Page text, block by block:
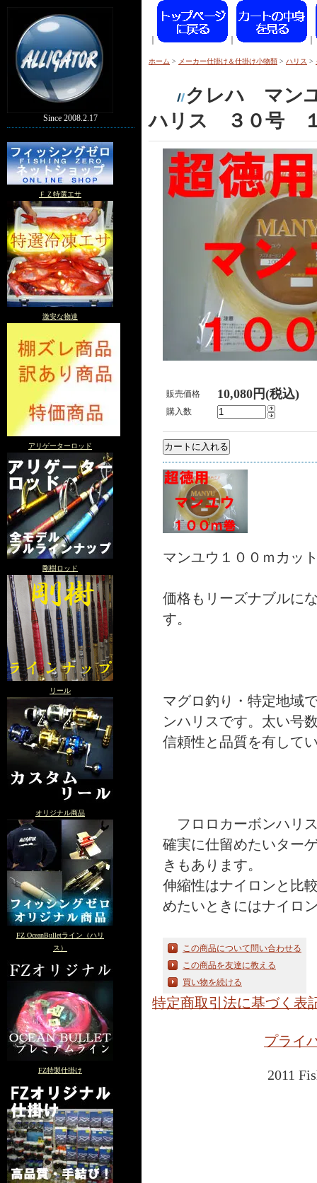
Since 2008.2.17
ＦＺ特選エサ
激安な物達
アリゲーターロッド
剛樹ロッド
リール
オリジナル商品
FZ OceanBulletライン（ハリ
ス）
FZ特製仕掛け
ホーム > メーカー仕掛け＆仕掛け小物類 > ハリス >
クレハ マン
ハリス ３０号
販売価格 10,080円(税込)
購入数
マンユウ１００ｍカッ
価格もリーズナブルに
す。
マグロ釣り・特定地域
ンハリスです。太い号
信頼性と品質を有して
フロロカーボンハリ
確実に仕留めたいター
きもあります。
伸縮性はナイロンと比
めたいときにはナイロ
この商品について問い合わせる
この商品を友達に教える
買い物を続ける
特定商取引法に基づく表
プライ
2011